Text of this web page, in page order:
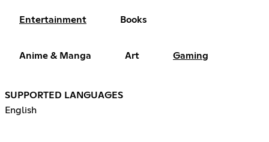
Entertainment Books
Anime & Manga Art Gaming
SUPPORTED LANGUAGES
English